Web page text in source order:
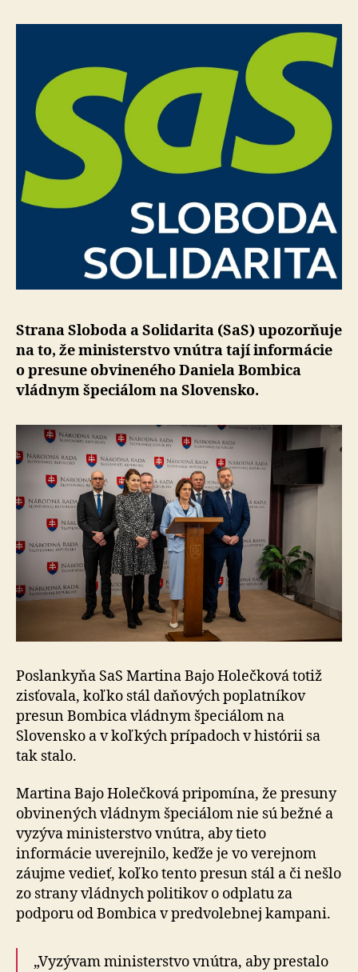
Strana Sloboda a Solidarita (SaS) upozorňuje
na to, že ministerstvo vnútra tají informácie
o presune obvineného Daniela Bombica
vládnym špeciálom na Slovensko.
Poslankyňa SaS Martina Bajo Holečková totiž
zisťovala, koľko stál daňových poplatníkov
presun Bombica vládnym špeciálom na
Slovensko a v koľkých prípadoch v histórii sa
tak stalo.
Martina Bajo Holečková pripomína, že presuny
obvinených vládnym špeciálom nie sú bežné a
vyzýva ministerstvo vnútra, aby tieto
informácie uverejnilo, keďže je vo verejnom
záujme vedieť, koľko tento presun stál a či nešlo
zo strany vládnych politikov o odplatu za
podporu od Bombica v predvolebnej kampani.
„Vyzývam ministerstvo vnútra, aby prestalo